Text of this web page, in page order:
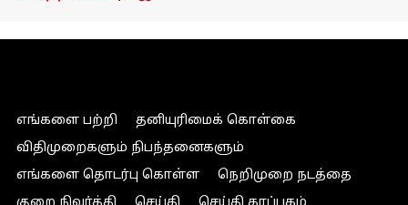
எங்களை பற்றி
தனியுரிமைக் கொள்கை
விதிமுறைகளும் நிபந்தனைகளும்
எங்களை தொடர்பு கொள்ள
நெறிமுறை நடத்தை